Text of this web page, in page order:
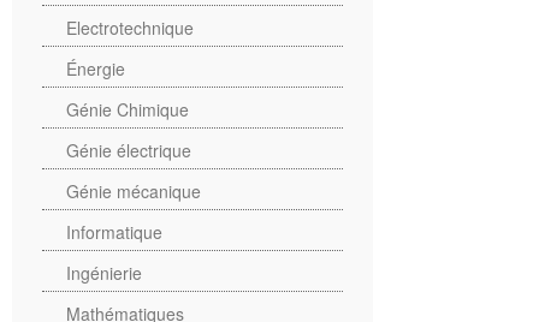
Electrotechnique
Énergie
Génie Chimique
Génie électrique
Génie mécanique
Informatique
Ingénierie
Mathématiques